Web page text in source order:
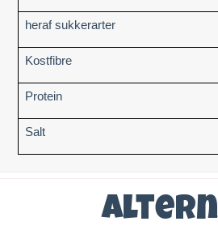
heraf sukkerarter
Kostfibre
Protein
Salt